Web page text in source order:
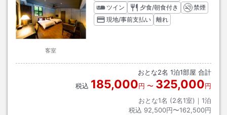
客室
ツイン
夕食/朝食付き
禁煙
現地/事前支払い
離れ
おとな2名 1泊1部屋 合計
税込 185,000円 〜 325,000円
おとな1名 (2名1室)｜ 1泊
税込 92,500円〜162,500円